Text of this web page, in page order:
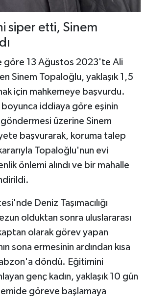
siper etti, Sinem
göre 13 Ağustos 2023'te Ali
Sinem Topaloğlu, yaklaşık 1,5
için mahkemeye başvurdu.
boyunca iddiaya göre eşinin
üzerine Sinem
başvurarak, koruma talep
Topaloğlu'nun evi
önlemi alındı ve bir mahalle
Deniz Taşımacılığı
olduktan sonra uluslararası
olarak görev yapan
sona ermesinin ardından kısa
döndü. Eğitimini
genç kadın, yaklaşık 10 gün
göreve başlamaya